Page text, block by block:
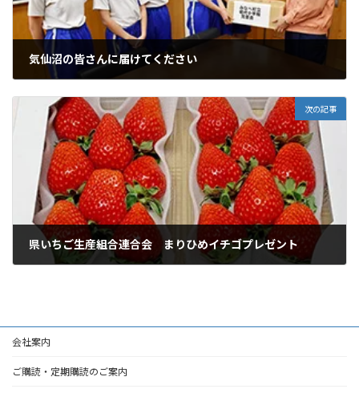
気仙沼の皆さんに届けてください
次の記事
県いちご生産組合連合会 まりひめイチゴプレゼント
会社案内
ご購読・定期購読のご案内